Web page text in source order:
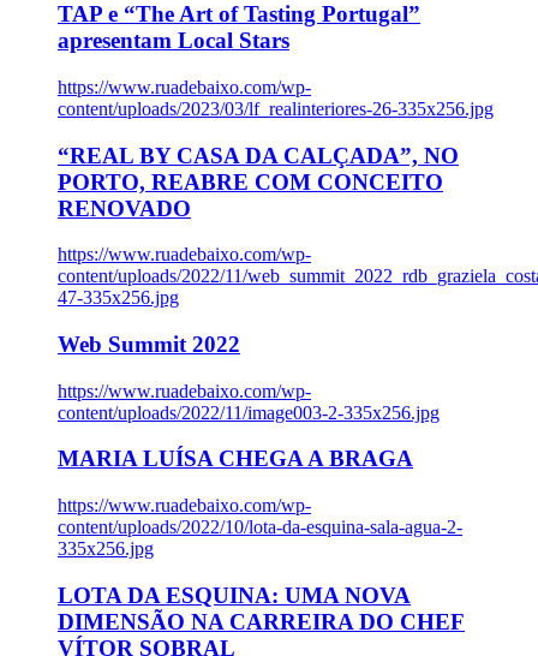
TAP e “The Art of Tasting Portugal”
apresentam Local Stars
https://www.ruadebaixo.com/wp-
content/uploads/2023/03/lf_realinteriores-26-335x256.jpg
“REAL BY CASA DA CALÇADA”, NO
PORTO, REABRE COM CONCEITO
RENOVADO
https://www.ruadebaixo.com/wp-
content/uploads/2022/11/
47-335x256.jpg
Web Summit 2022
https://www.ruadebaixo.com/wp-
content/uploads/2022/11/image003-2-335x256.jpg
MARIA LUÍSA CHEGA A BRAGA
https://www.ruadebaixo.com/wp-
content/uploads/2022/10/lota-da-esquina-sala-agua-2-
335x256.jpg
LOTA DA ESQUINA: UMA NOVA
DIMENSÃO NA CARREIRA DO CHEF
VÍTOR SOBRAL